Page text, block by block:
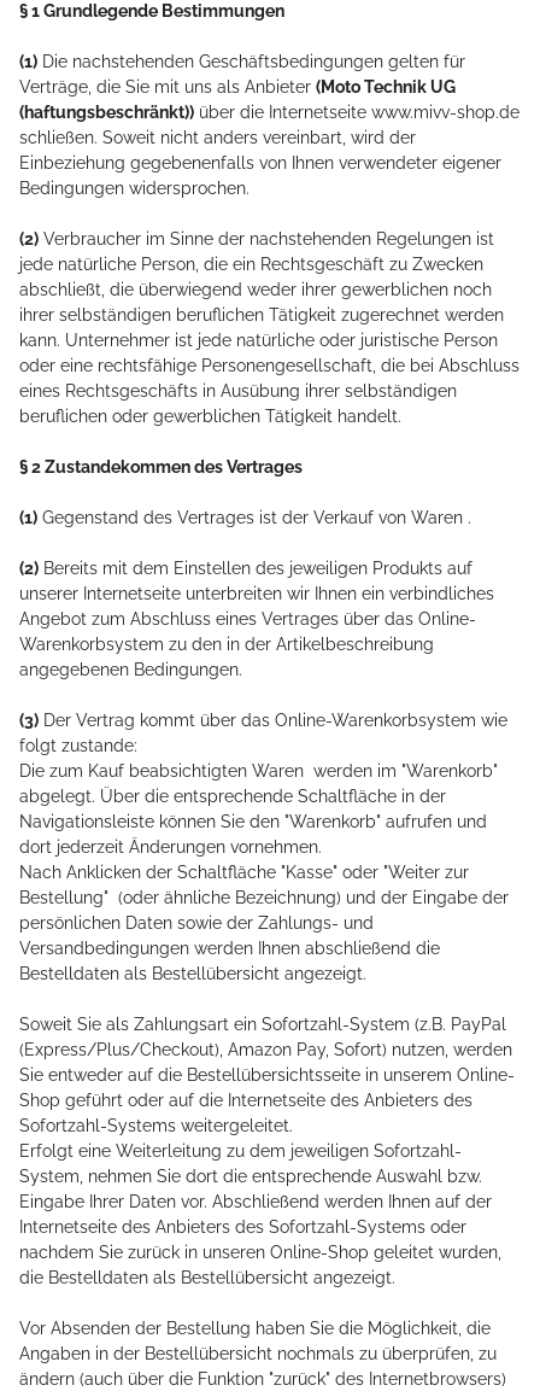
§ 1 Grundlegende Bestimmungen
(1) Die nachstehenden Geschäftsbedingungen gelten für
Verträge, die Sie mit uns als Anbieter (Moto Technik UG
(haftungsbeschränkt)) über die Internetseite www.mivv-shop.de
schließen. Soweit nicht anders vereinbart, wird der
Einbeziehung gegebenenfalls von Ihnen verwendeter eigener
Bedingungen widersprochen.
(2) Verbraucher im Sinne der nachstehenden Regelungen ist
jede natürliche Person, die ein Rechtsgeschäft zu Zwecken
abschließt, die überwiegend weder ihrer gewerblichen noch
ihrer selbständigen beruflichen Tätigkeit zugerechnet werden
kann. Unternehmer ist jede natürliche oder juristische Person
oder eine rechtsfähige Personengesellschaft, die bei Abschluss
eines Rechtsgeschäfts in Ausübung ihrer selbständigen
beruflichen oder gewerblichen Tätigkeit handelt.
§ 2 Zustandekommen des Vertrages
(1) Gegenstand des Vertrages ist der Verkauf von Waren .
(2) Bereits mit dem Einstellen des jeweiligen Produkts auf
unserer Internetseite unterbreiten wir Ihnen ein verbindliches
Angebot zum Abschluss eines Vertrages über das Online-
Warenkorbsystem zu den in der Artikelbeschreibung
angegebenen Bedingungen.
(3) Der Vertrag kommt über das Online-Warenkorbsystem wie
folgt zustande:
Die zum Kauf beabsichtigten Waren werden im "Warenkorb"
abgelegt. Über die entsprechende Schaltfläche in der
Navigationsleiste können Sie den "Warenkorb" aufrufen und
dort jederzeit Änderungen vornehmen.
Nach Anklicken der Schaltfläche "Kasse" oder "Weiter zur
Bestellung" (oder ähnliche Bezeichnung) und der Eingabe der
persönlichen Daten sowie der Zahlungs- und
Versandbedingungen werden Ihnen abschließend die
Bestelldaten als Bestellübersicht angezeigt.
Soweit Sie als Zahlungsart ein Sofortzahl-System (z.B. PayPal
(Express/Plus/Checkout), Amazon Pay, Sofort) nutzen, werden
Sie entweder auf die Bestellübersichtsseite in unserem Online-
Shop geführt oder auf die Internetseite des Anbieters des
Sofortzahl-Systems weitergeleitet.
Erfolgt eine Weiterleitung zu dem jeweiligen Sofortzahl-
System, nehmen Sie dort die entsprechende Auswahl bzw.
Eingabe Ihrer Daten vor. Abschließend werden Ihnen auf der
Internetseite des Anbieters des Sofortzahl-Systems oder
nachdem Sie zurück in unseren Online-Shop geleitet wurden,
die Bestelldaten als Bestellübersicht angezeigt.
Vor Absenden der Bestellung haben Sie die Möglichkeit, die
Angaben in der Bestellübersicht nochmals zu überprüfen, zu
ändern (auch über die Funktion "zurück" des Internetbrowsers)